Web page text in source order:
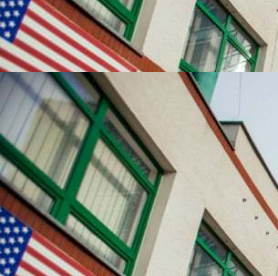
УНІВЕРСИТЕТИ, ЯКІ НАЙЧАСТІШЕ